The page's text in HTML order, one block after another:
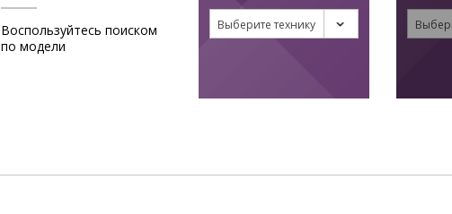
Воспользуйтесь поиском
по модели
Выберите технику